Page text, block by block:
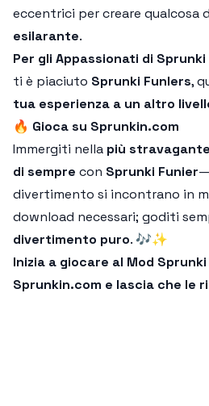
eccentrici per creare qualcosa
esilarante.
Per gli Appassionati di Sprunki
ti è piaciuto Sprunki Funlers,
tua esperienza a un altro
🔥 Gioca su Sprunkin.com
Immergiti nella più
di sempre con Sprunki Funier
divertimento si incontrano in
download necessari; goditi
divertimento puro. 🎶✨
Inizia a giocare al Mod
Sprunkin.com e lascia che le